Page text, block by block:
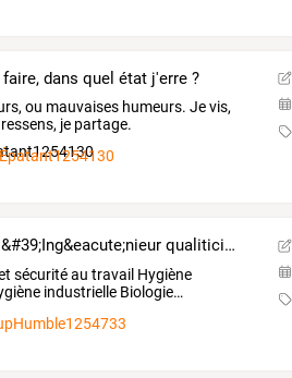
faire, dans quel état j'erre ?
ou mauvaises humeurs. Je vis,
je partage.
Sciences de l&#39;Ing&eacute;nieur qualiticien
sécuritéau travail Hygiène
industrielle Biologie…